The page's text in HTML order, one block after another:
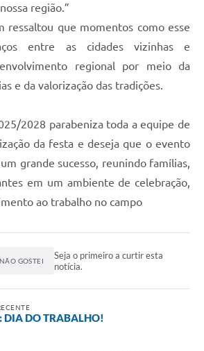
região.”
ressaltou que momentos como esse
entre as cidades vizinhas e
regional por meio da
e da valorização das tradições.
2028 parabeniza toda a equipe de
da festa e deseja que o evento
grande sucesso, reunindo famílias,
em um ambiente de celebração,
ao trabalho no campo
NÃO GOSTEI
Seja o primeiro a curtir esta
notícia.
DIA DO TRABALHO!